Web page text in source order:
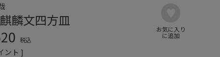
麟文四方皿
税込
ント ]